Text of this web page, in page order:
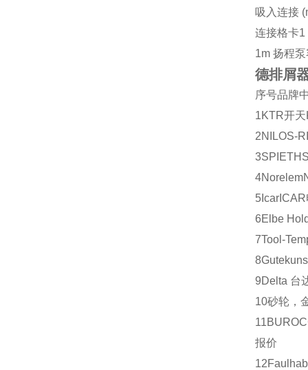
吸入连接
连接格卡1
1m 扬程泵
德排屑
序号品牌
1KTR开天
2NILOS-
3SPIETH
4Norelem
5 Icar ICAR
6Elbe
7Tool-
8
9Delta 台
10砂轮，
11
报价
12